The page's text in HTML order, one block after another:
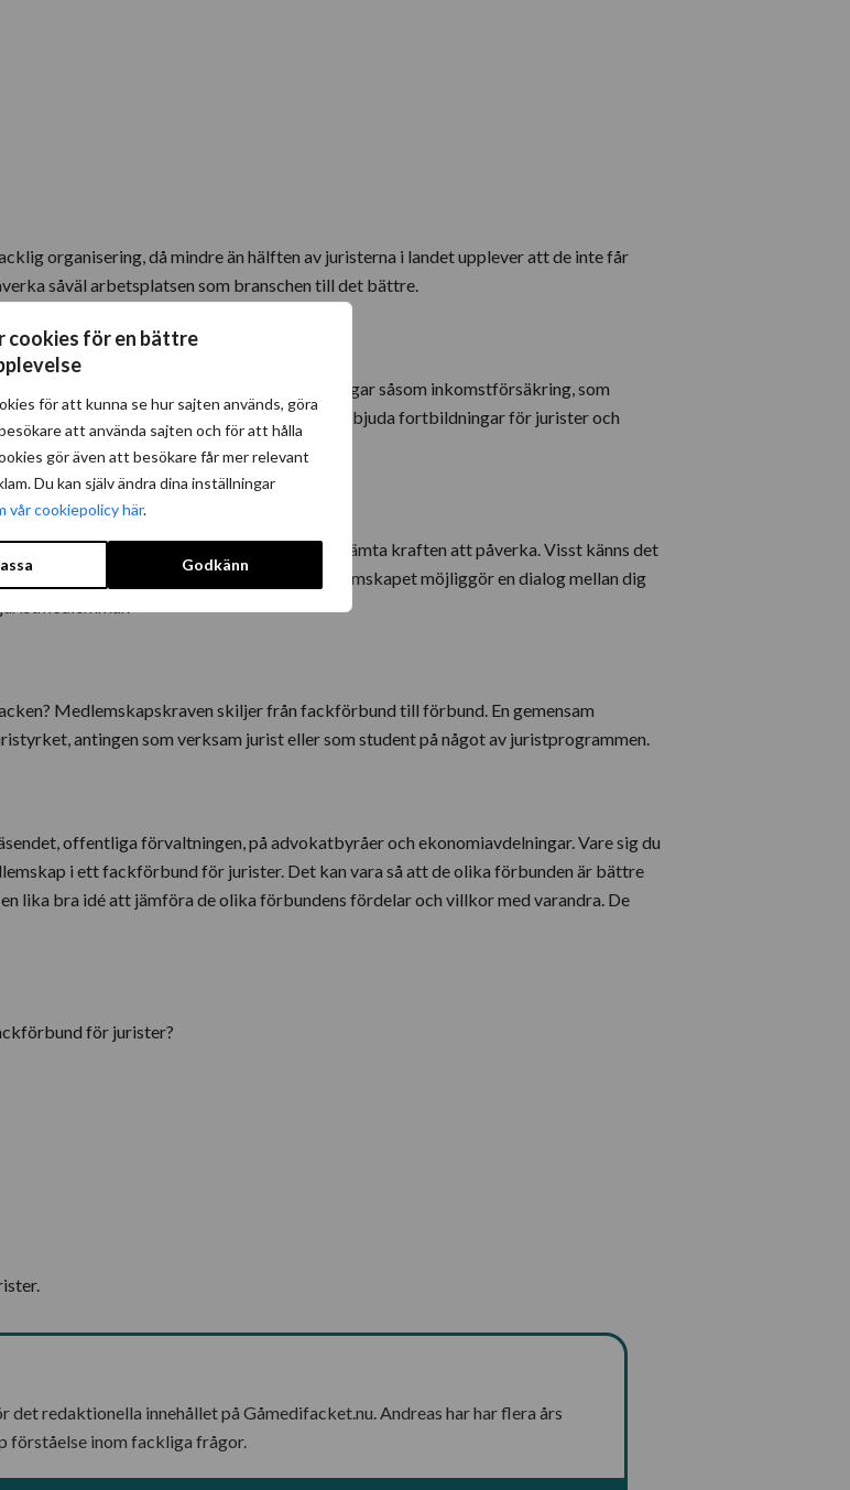
cookies för en bättre
för att kunna se hur sajten används, göra
att använda sajten och för att hålla
gör även att besökare får mer relevant
Du kan själv ändra dina inställningar
vår cookiepolicy här.
Godkänn
organisering, då mindre än hälften av juristerna i landet upplever att de inte får
såväl arbetsplatsen som branschen till det bättre.
kan du exempelvis få försäkringar såsom inkomstförsäkring, som
du tänkt dig. Fackförbunden brukar vidare erbjuda fortbildningar för jurister och
ha i förhållande till dina kollegor.
är det i det gemensamma stödet du kan hämta kraften att påverka. Visst känns det
ska löneförhandla med chefen? Fackmedlemskapet möjliggör en dialog mellan dig
Medlemskapskraven skiljer från fackförbund till förbund. En gemensam
antingen som verksam jurist eller som student på något av juristprogrammen.
offentliga förvaltningen, på advokatbyråer och ekonomiavdelningar. Vare sig du
i ett fackförbund för jurister. Det kan vara så att de olika förbunden är bättre
lika bra idé att jämföra de olika förbundens fördelar och villkor med varandra. De
för jurister?
det redaktionella innehållet på Gåmedifacket.nu. Andreas har har flera års
förståelse inom fackliga frågor.